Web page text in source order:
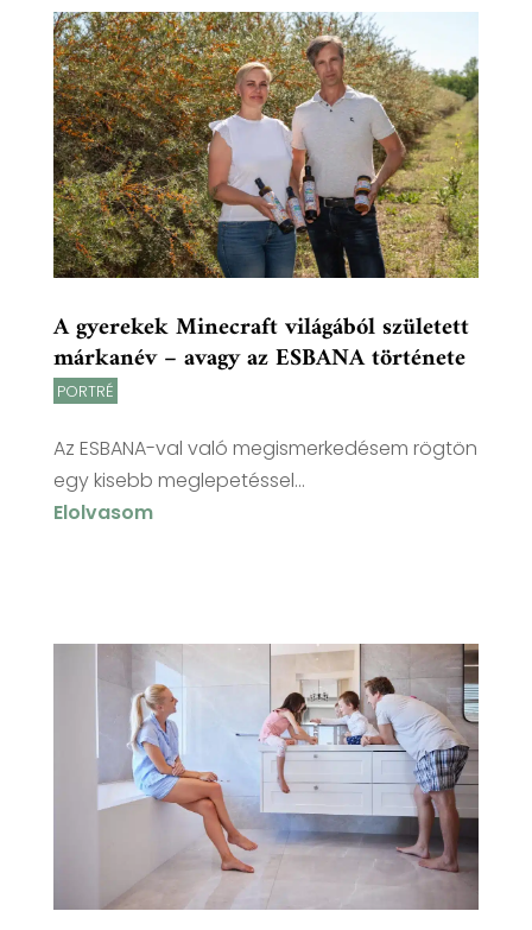
A gyerekek Minecraft világából született
márkanév – avagy az ESBANA története
PORTRÉ
Az ESBANA-val való megismerkedésem rögtön
egy kisebb meglepetéssel...
Elolvasom